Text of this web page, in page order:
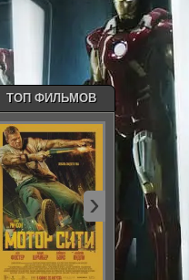
ТОП ФИЛЬМОВ
›